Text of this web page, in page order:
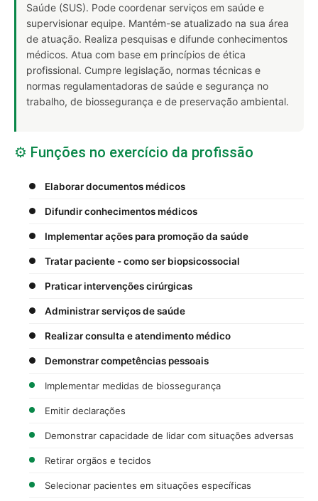
Saúde (SUS). Pode coordenar serviços em saúde e
supervisionar equipe. Mantém-se atualizado na sua área
de atuação. Realiza pesquisas e difunde conhecimentos
médicos. Atua com base em princípios de ética
profissional. Cumpre legislação, normas técnicas e
normas regulamentadoras de saúde e segurança no
trabalho, de biossegurança e de preservação ambiental.
⚙️ Funções no exercício da profissão
Elaborar documentos médicos
Difundir conhecimentos médicos
Implementar ações para promoção da saúde
Tratar paciente - como ser biopsicossocial
Praticar intervenções cirúrgicas
Administrar serviços de saúde
Realizar consulta e atendimento médico
Demonstrar competências pessoais
Implementar medidas de biossegurança
Emitir declarações
Demonstrar capacidade de lidar com situações adversas
Retirar orgãos e tecidos
Selecionar pacientes em situações específicas